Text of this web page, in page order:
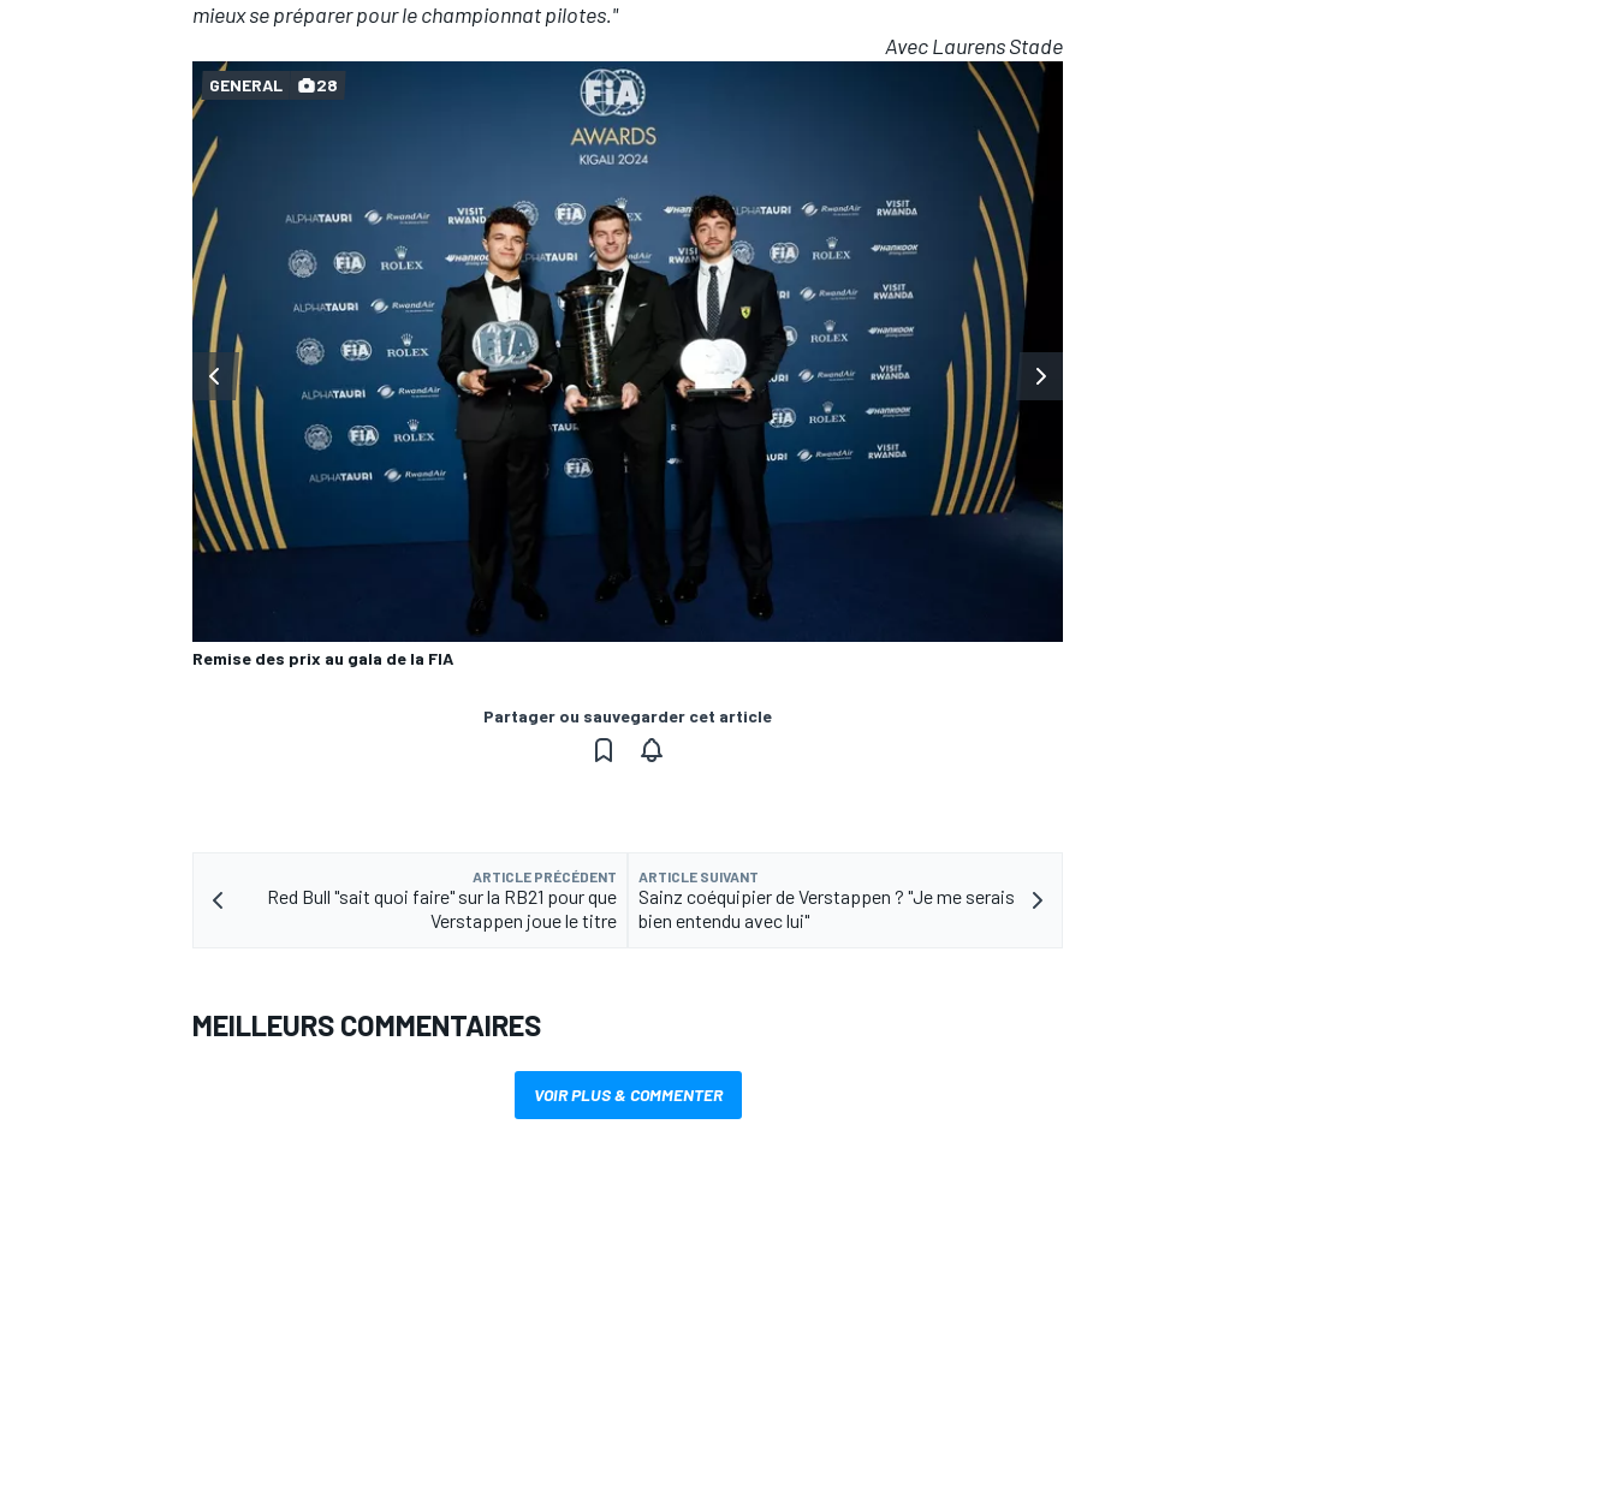
AUTRES CHAMPIONNATS
mieux se préparer pour le championnat pilotes."
Avec Laurens Stade
Remise des prix au gala de la FIA
GENERAL 28
Partager ou sauvegarder cet article
ARTICLE PRÉCÉDENT
Red Bull "sait quoi faire" sur la RB21 pour que
Verstappen joue le titre
ARTICLE SUIVANT
Sainz coéquipier de Verstappen ? "Je me serais
bien entendu avec lui"
MEILLEURS COMMENTAIRES
VOIR PLUS & COMMENTER